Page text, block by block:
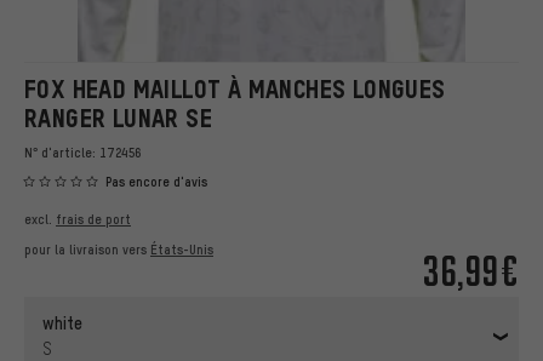
FOX HEAD MAILLOT À MANCHES LONGUES
RANGER LUNAR SE
N° d'article: 172456
Pas encore d'avis
36,99€
excl. frais de port
pour la livraison vers États-Unis
white
S